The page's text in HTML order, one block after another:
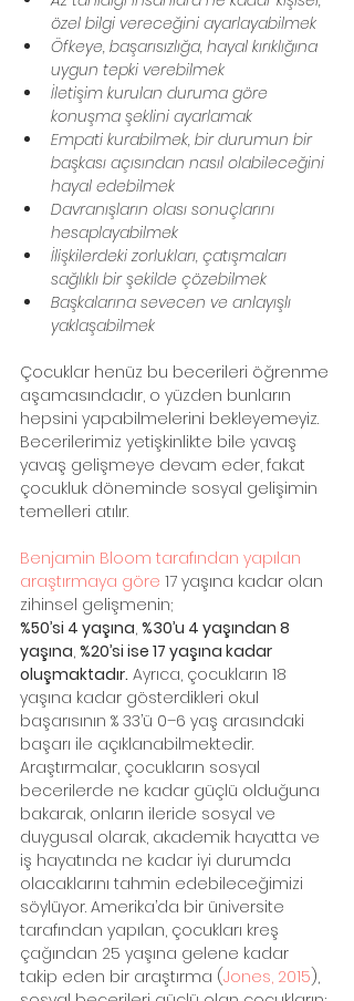
özel bilgi vereceğini ayarlayabilmek
Öfkeye, başarısızlığa, hayal kırıklığına
uygun tepki verebilmek
İletişim kurulan duruma göre
konuşma şeklini ayarlamak
Empati kurabilmek, bir durumun bir
başkası açısından nasıl olabileceğini
hayal edebilmek
Davranışların olası sonuçlarını
hesaplayabilmek
İlişkilerdeki zorlukları, çatışmaları
sağlıklı bir şekilde çözebilmek
Başkalarına sevecen ve anlayışlı
yaklaşabilmek
Çocuklar henüz bu becerileri öğrenme
aşamasındadır, o yüzden bunların
hepsini yapabilmelerini bekleyemeyiz.
Becerilerimiz yetişkinlikte bile yavaş
yavaş gelişmeye devam eder, fakat
çocukluk döneminde sosyal gelişimin
temelleri atılır.
Benjamin Bloom tarafından yapılan
araştırmaya göre 17 yaşına kadar olan
zihinsel gelişmenin;
%50’si 4 yaşına, %30’u 4 yaşından 8
yaşına, %20’si ise 17 yaşına kadar
oluşmaktadır. Ayrıca, çocukların 18
yaşına kadar gösterdikleri okul
başarısının % 33’ü 0–6 yaş arasındaki
başarı ile açıklanabilmektedir.
Araştırmalar, çocukların sosyal
becerilerde ne kadar güçlü olduğuna
bakarak, onların ileride sosyal ve
duygusal olarak, akademik hayatta ve
iş hayatında ne kadar iyi durumda
olacaklarını tahmin edebileceğimizi
söylüyor. Amerika’da bir üniversite
tarafından yapılan, çocukları kreş
çağından 25 yaşına gelene kadar
takip eden bir araştırma (Jones, 2015),